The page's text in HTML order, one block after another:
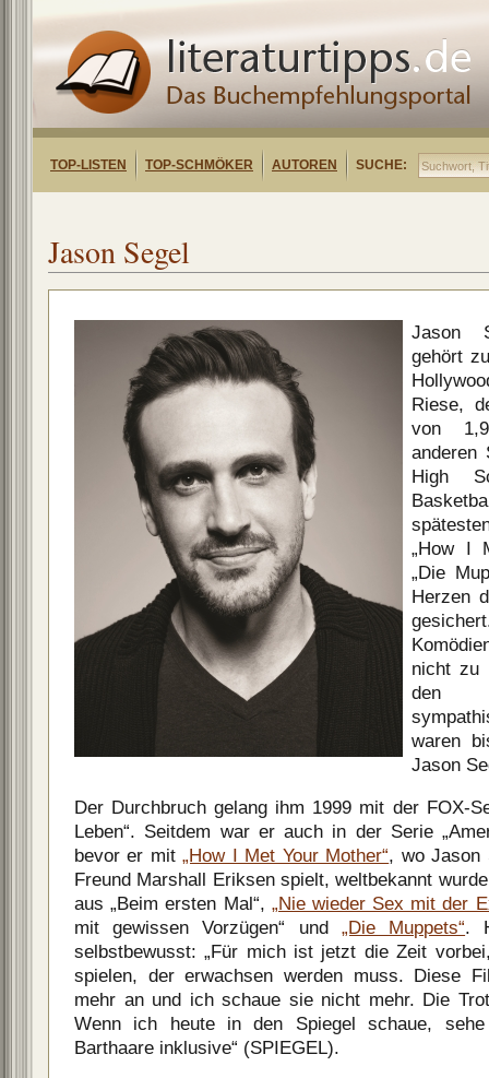
TOP-LISTEN TOP-SCHMÖKER AUTOREN SUCHE:
Jason Segel
Jason
gehört
Riese,
von
anderen
High
„How I
„Die
Herzen
nicht zu
den
waren
Jason
Der Durchbruch gelang ihm 1999 mit der FOX-
Leben“. Seitdem war er auch in der Serie
bevor er mit„How I Met Your Mother“, wo Jason
Freund Marshall Eriksen spielt, weltbekannt
aus „Beim ersten Mal“, „Nie wieder Sex mit der
mit gewissen Vorzügen“ und „Die Muppets“.
selbstbewusst: „Für mich ist jetzt die Zeit
spielen, der erwachsen werden muss. Diese
mehr an und ich schaue sie nicht mehr. Die
Wenn ich heute in den Spiegel schaue,
Barthaare inklusive“ (SPIEGEL).